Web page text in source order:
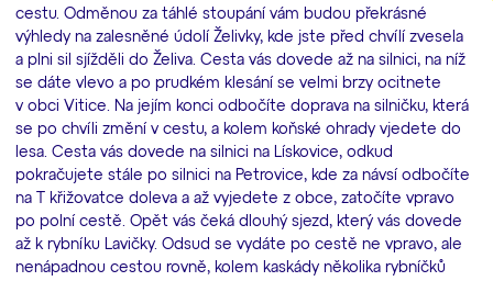
cestu. Odměnou za táhlé stoupání vám budou překrásné
výhledy na zalesněné údolí Želivky, kde jste před chvílí zvesela
a plni sil sjížděli do Želiva. Cesta vás dovede až na silnici, na níž
se dáte vlevo a po prudkém klesání se velmi brzy ocitnete
v obci Vitice. Na jejím konci odbočíte doprava na silničku, která
se po chvíli změní v cestu, a kolem koňské ohrady vjedete do
lesa. Cesta vás dovede na silnici na Lískovice, odkud
pokračujete stále po silnici na Petrovice, kde za návsí odbočíte
na T křižovatce doleva a až vyjedete z obce, zatočíte vpravo
po polní cestě. Opět vás čeká dlouhý sjezd, který vás dovede
až k rybníku Lavičky. Odsud se vydáte po cestě ne vpravo, ale
nenápadnou cestou rovně, kolem kaskády několika rybníčků